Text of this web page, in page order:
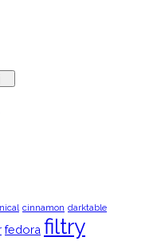
cinnamon darktable
fedora filtry